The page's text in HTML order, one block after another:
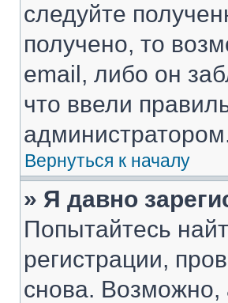
следуйте
получено, то
email, либо он
что ввели
Вернуться к началу
» Я давно
Попытайтесь
регистрации,
снова. Возможно,